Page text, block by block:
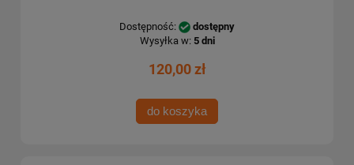
Dostępność:
dostępny
Wysyłka w: 5 dni
120,00 zł
do koszyka